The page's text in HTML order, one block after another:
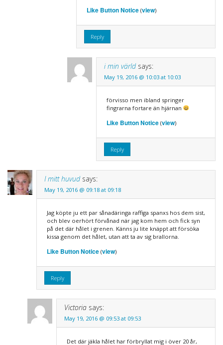
Like Button Notice(view)
Reply
i min värld says:
May 19, 2016 @ 10:03 at 10:03
förvisso men ibland springer
fingrarna fortare än hjärnan
Like Button Notice(view)
Reply
I mitt huvud says:
May 19, 2016 @ 09:18 at 09:18
Jag köpte ju ett par sånadäringa raffiga spanxs hos dem sist,
och blev oerhört förvånad när jag kom hem och fick syn
på det där hålet i grenen. Känns ju lite knäppt att försöka
kissa genom det hålet, utan att ta av sig brallorna.
Like Button Notice(view)
Reply
Victoria says:
May 19, 2016 @ 09:53 at 09:53
Det där jäkla hålet har förbryllat mig i över 20 år,